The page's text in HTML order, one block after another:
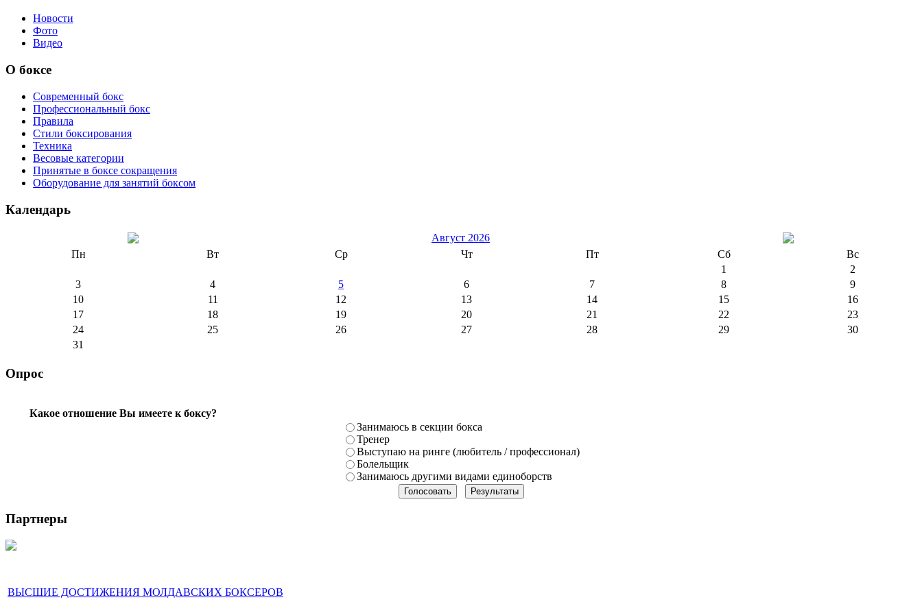
Новости
Фото
Видео
О боксе
Современный бокс
Профессиональный бокс
Правила
Стили боксирования
Техника
Весовые категории
Принятые в боксе сокращения
Оборудование для занятий боксом
Календарь
Август 2026
Пн
Вт Ср Чт Пт Сб
Вс
1
2
3
4 5 6 7 8
9
10
11 12 13 14 15
16
17
18 19 20 21 22
23
24
25 26 27 28 29
30
31
Опрос
Какое отношение Вы имеете к боксу?
Занимаюсь в секции бокса
Тренер
Выступаю на ринге (любитель / профессионал)
Болельщик
Занимаюсь другими видами единоборств
Партнеры
ВЫСШИЕ ДОСТИЖЕНИЯ МОЛДАВСКИХ БОКСЕРОВ